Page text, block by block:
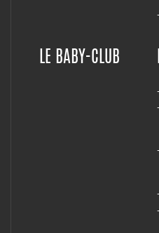
LE BABY-CLUB